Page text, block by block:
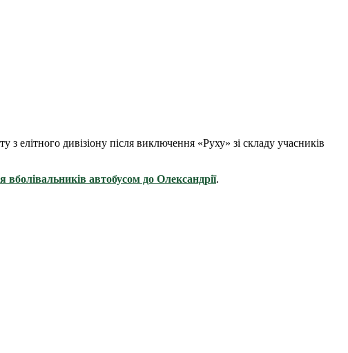
дивізіону після виключення «Руху» зі складу учасників
вболівальників автобусом до Олександрії.